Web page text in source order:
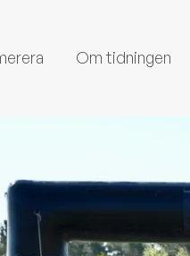
Om tidningen